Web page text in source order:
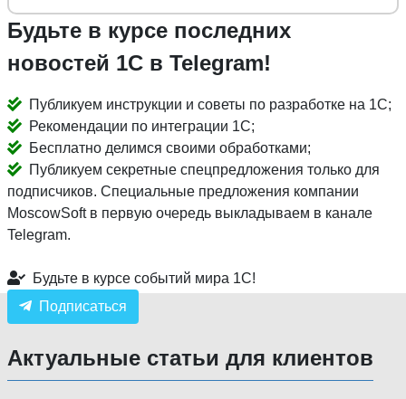
Будьте в курсе последних
новостей 1С в Telegram!
Публикуем инструкции и советы по разработке на 1С;
Рекомендации по интеграции 1С;
Бесплатно делимся своими обработками;
Публикуем секретные спецпредложения только для
подписчиков. Специальные предложения компании
MoscowSoft в первую очередь выкладываем в канале
Telegram.
Будьте в курсе событий мира 1С!
Подписаться
Актуальные статьи для клиентов